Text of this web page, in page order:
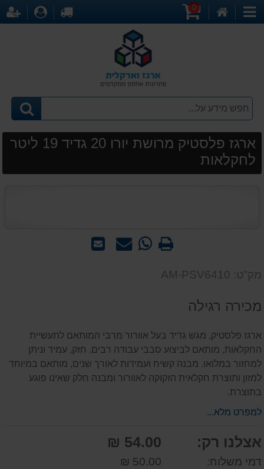
קטגוריות
0
לקופה
ארגז פלסטיק מרושת יורו 20 גדיד 19 ליטר
לחקלאות
שלח
שאל WhatsApp
אותנו
מק"ט: AM-PSV6410
מכירה רגילה
ארגז פלסטיק, מגש גדיד בעל אוורור מרבי המותאם לתעשיית
החקלאות, מותאם לביצוע סבבי עבודה רבים. חזק, עמיד וניתן
למחזור במלואו. מבנה קשיח ועמידות לאורך שנים, מותאם במיוחד
למזון ותוצרת חקלאית הזקוקה לאוורור ומבנה חלק שאינו פוגע
בתוצרת.
למפרט מלא...
אצלנו רק: 54.00 ₪
דמי משלוח:
50.00 ₪